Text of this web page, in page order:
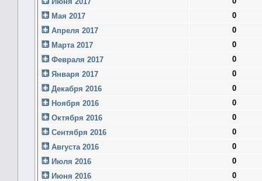
Мая 2017
0
Апреля 2017
0
Марта 2017
0
Февраля 2017
0
Января 2017
0
Декабря 2016
0
Ноября 2016
0
Октября 2016
0
Сентября 2016
0
Августа 2016
0
Июля 2016
0
Июня 2016
0